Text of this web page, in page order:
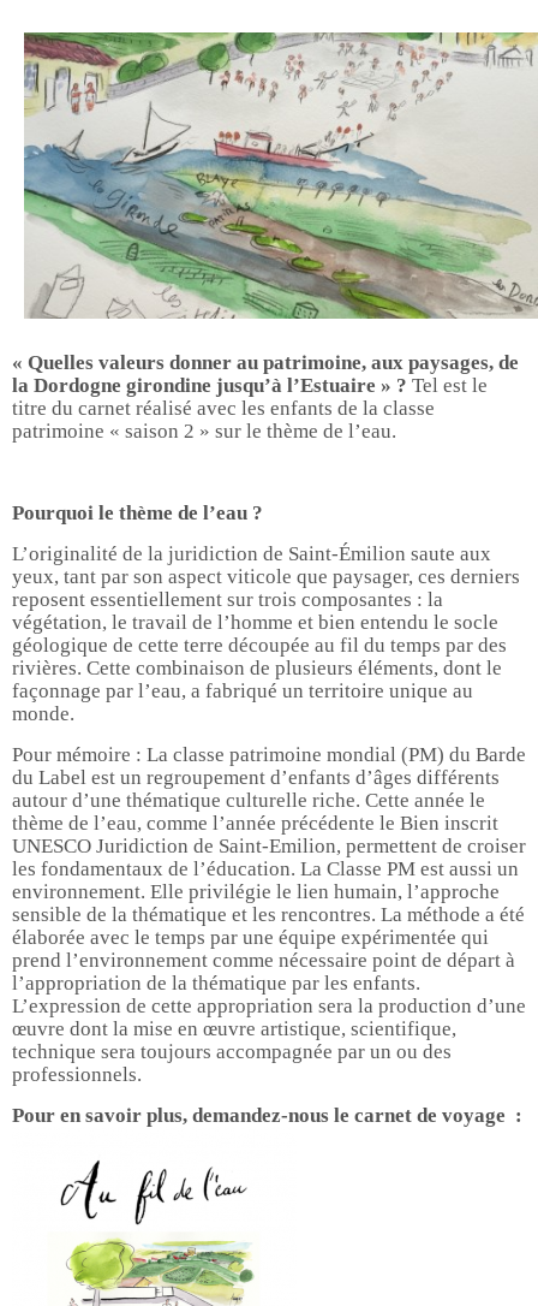
« Quelles valeurs donner au patrimoine, aux paysages, de
la Dordogne girondine jusqu’à l’Estuaire » ? Tel est le
titre du carnet réalisé avec les enfants de la classe
patrimoine « saison 2 » sur le thème de l’eau.
Pourquoi le thème de l’eau ?
L’originalité de la juridiction de Saint-Émilion saute aux
yeux, tant par son aspect viticole que paysager, ces derniers
reposent essentiellement sur trois composantes : la
végétation, le travail de l’homme et bien entendu le socle
géologique de cette terre découpée au fil du temps par des
rivières. Cette combinaison de plusieurs éléments, dont le
façonnage par l’eau, a fabriqué un territoire unique au
monde.
Pour mémoire : La classe patrimoine mondial (PM) du Barde
du Label est un regroupement d’enfants d’âges différents
autour d’une thématique culturelle riche. Cette année le
thème de l’eau, comme l’année précédente le Bien inscrit
UNESCO Juridiction de Saint-Emilion, permettent de croiser
les fondamentaux de l’éducation. La Classe PM est aussi un
environnement. Elle privilégie le lien humain, l’approche
sensible de la thématique et les rencontres. La méthode a été
élaborée avec le temps par une équipe expérimentée qui
prend l’environnement comme nécessaire point de départ à
l’appropriation de la thématique par les enfants.
L’expression de cette appropriation sera la production d’une
œuvre dont la mise en œuvre artistique, scientifique,
technique sera toujours accompagnée par un ou des
professionnels.
Pour en savoir plus, demandez-nous le carnet de voyage :